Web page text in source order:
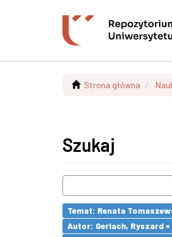
Strona główna
Szukaj
Temat: Renata
Autor: Gerlach, Ryszard ×